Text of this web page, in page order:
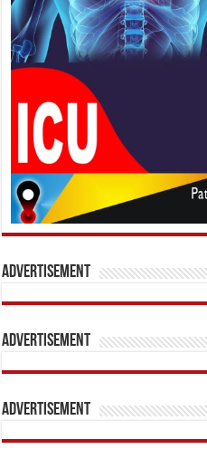
Advertisement
Advertisement
Advertisement